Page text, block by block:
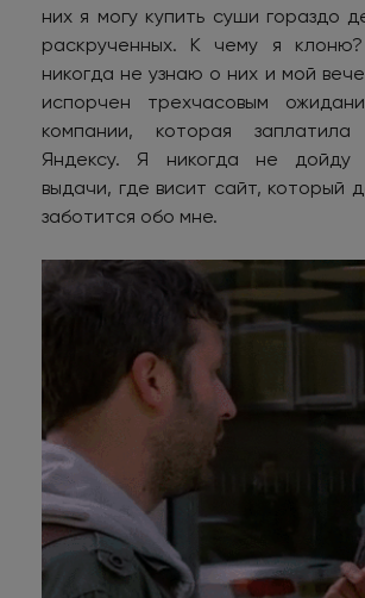
них я могу купить суши гораздо
раскрученных. К чему я
никогда не узнаю о них и мой
испорчен трехчасовым
компании, которая
Яндексу. Я никогда не дойду
выдачи, где висит сайт, который
заботится обо мне.